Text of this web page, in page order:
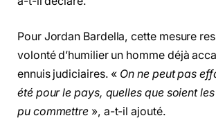
Pour Jordan Bardella, cette mesure
volonté d’humilier un homme déjà
ennuis judiciaires. « On ne peut pas
été pour le pays, quelles que soient
pu commettre », a-t-il ajouté.